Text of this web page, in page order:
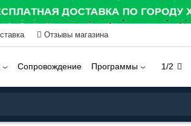
Отзывы магазина
1/2
Сопровождение Программы